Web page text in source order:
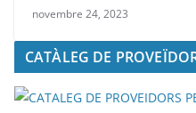
novembre 24, 2023
CATÀLEG DE